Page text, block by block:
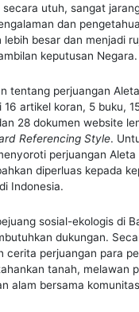
utuh, sangat
dan
besar dan menjadi
keputusan Negara.
tentang perjuangan
artikel koran, 5 buku,
28 dokumen website
Referencing Style.
perjuangan Aleta
diperluas kepada
Indonesia.
sosial-ekologis di
dukungan.
cerita perjuangan para
tanah, melawan
alam bersama